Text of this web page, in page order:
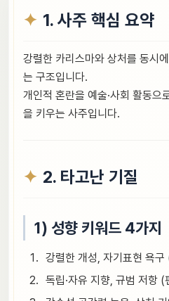
1. 사주 핵심 요약
강렬한 카리스마와 상처를 동시
는 구조입니다.
개인적 혼란을 예술·사회 활동으
을 키우는 사주입니다.
2. 타고난 기질
1) 성향 키워드 4가지
강렬한 개성, 자기표현 욕
독립·자유 지향, 규범 저항 (